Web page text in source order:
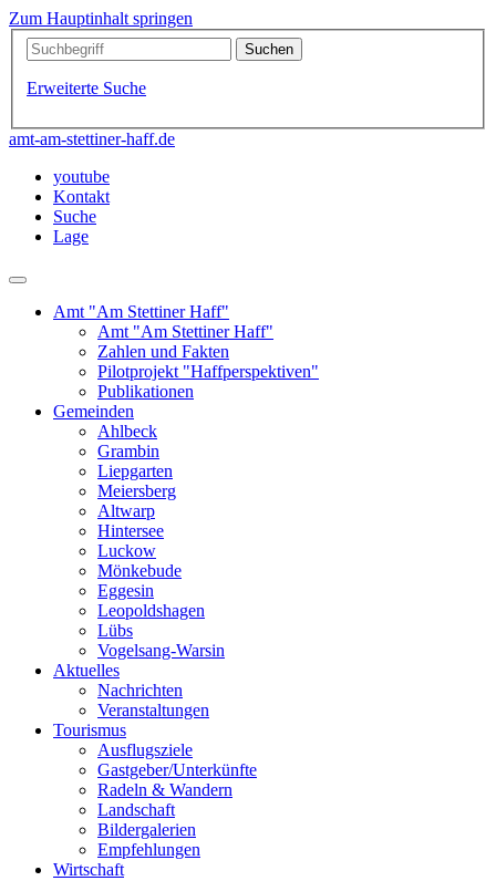
Zum Hauptinhalt springen
Erweiterte Suche
amt-am-stettiner-haff.de
youtube
Kontakt
Suche
Lage
Amt "Am Stettiner Haff"
Amt "Am Stettiner Haff"
Zahlen und Fakten
Pilotprojekt "Haffperspektiven"
Publikationen
Gemeinden
Ahlbeck
Grambin
Liepgarten
Meiersberg
Altwarp
Hintersee
Luckow
Mönkebude
Eggesin
Leopoldshagen
Lübs
Vogelsang-Warsin
Aktuelles
Nachrichten
Veranstaltungen
Tourismus
Ausflugsziele
Gastgeber/Unterkünfte
Radeln & Wandern
Landschaft
Bildergalerien
Empfehlungen
Wirtschaft